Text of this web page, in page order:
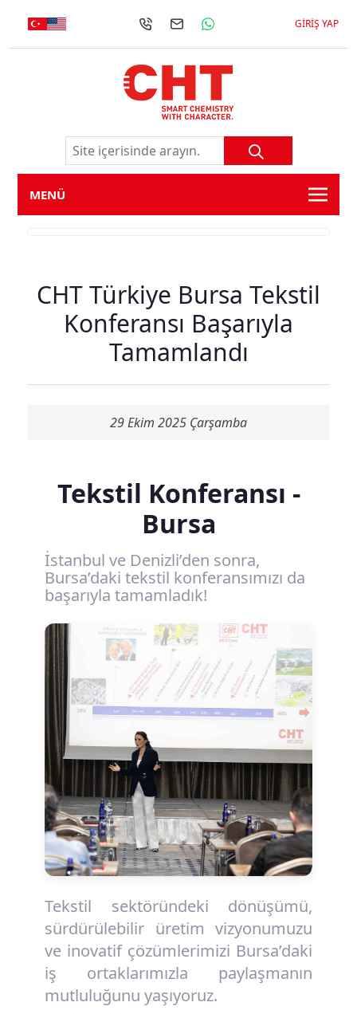
GIRIŞ YAP
MENÜ
CHT Türkiye Bursa Tekstil
Konferansı Başarıyla
Tamamlandı
29 Ekim 2025 Çarşamba
Tekstil Konferansı -
Bursa
İstanbul ve Denizli’den sonra,
Bursa’daki tekstil konferansımızı da
başarıyla tamamladık!
Tekstil sektöründeki dönüşümü,
sürdürülebilir üretim vizyonumuzu
ve inovatif çözümlerimizi Bursa’daki
iş ortaklarımızla paylaşmanın
mutluluğunu yaşıyoruz.